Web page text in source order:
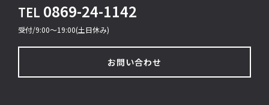
TEL 0869-24-1142
受付/9:00〜19:00(土日休み)
お問い合わせ